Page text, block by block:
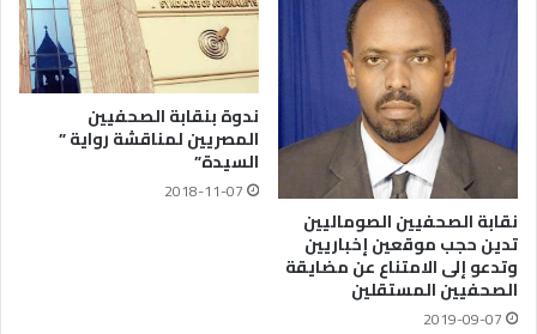
نقابة الصحفيين الصوماليين
تدين حجب موقعين إخباريين
وتدعو إلى الامتناع عن مضايقة
الصحفيين المستقلين
2019-09-07
ندوة بنقابة الصحفيين
المصريين لمناقشة رواية ”
السيدة”
2018-11-07